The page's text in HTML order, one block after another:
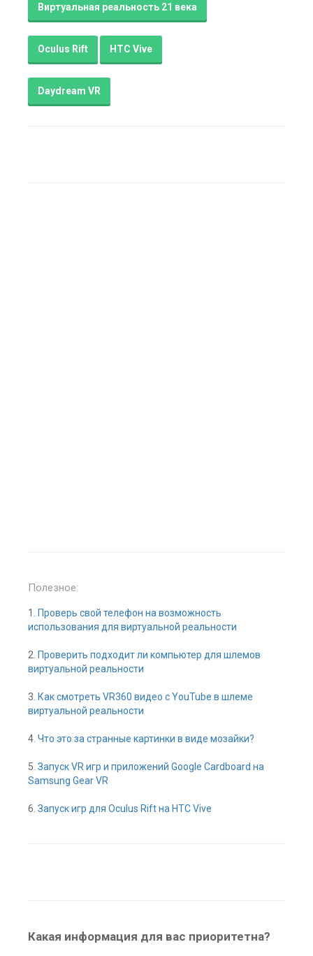
Виртуальная реальность 21 века
Oculus Rift HTC Vive
Daydream VR
Полезное:
1.
Проверь свой телефон на возможность
использования для виртуальной реальности
2. Проверить подходит ли компьютер для шлемов
виртуальной реальности
3. Как смотреть VR360 видео с YouTube в шлеме
виртуальной реальности
4. Что это за странные картинки в виде мозайки?
5. Запуск VR игр и приложений Google Cardboard на
Samsung Gear VR
6. Запуск игр для Oculus Rift на HTC Vive
Какая информация для вас приоритетна?